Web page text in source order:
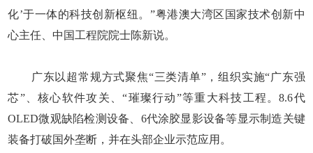
化’于一体的科技创新枢纽。”粤港澳大湾区国家技术创新中
心主任、中国工程院院士陈新说。
广东以超常规方式聚焦“三类清单”，组织实施“广东强
芯”、核心软件攻关、“璀璨行动”等重大科技工程。8.6代
OLED微观缺陷检测设备、6代涂胶显影设备等显示制造关键
装备打破国外垄断，并在头部企业示范应用。